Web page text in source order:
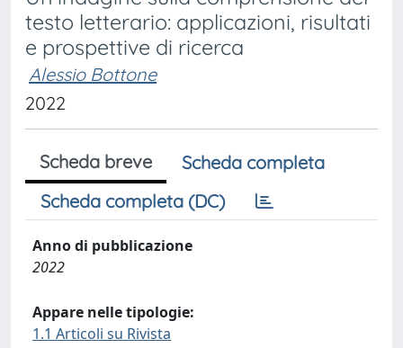
testo letterario: applicazioni, risultati
e prospettive di ricerca
Alessio Bottone
2022
Scheda breve
Scheda completa
Scheda completa (DC)
Anno di pubblicazione
2022
Appare nelle tipologie:
1.1 Articoli su Rivista